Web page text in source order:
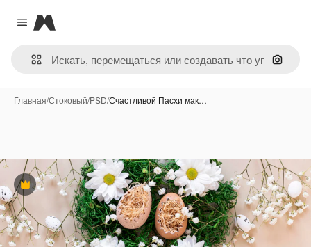
Close menu
Magnific
Поиск
Главная/Стоковый/PSD/Счастливой Пасхи мак…
Премиум